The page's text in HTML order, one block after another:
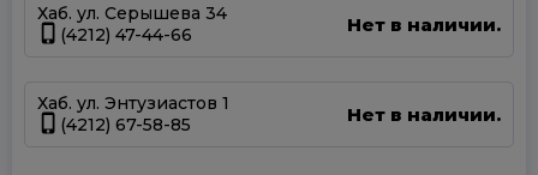
Хаб. ул. Серышева 34
(4212) 47-44-66
Нет в наличии.
Хаб. ул. Энтузиастов 1
(4212) 67-58-85
Нет в наличии.